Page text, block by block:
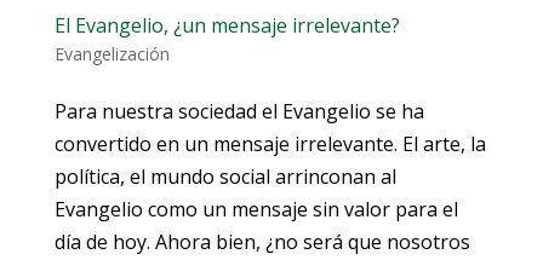
El Evangelio, ¿un mensaje irrelevante?
Evangelización
Para nuestra sociedad el Evangelio se ha
convertido en un mensaje irrelevante. El arte, la
política, el mundo social arrinconan al
Evangelio como un mensaje sin valor para el
día de hoy. Ahora bien, ¿no será que nosotros